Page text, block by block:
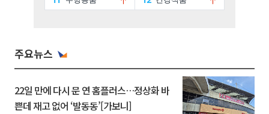
주요뉴스
22일 만에 다시 문 연 홈플러스…정상화 바
쁜데 재고 없어 ‘발동동’[가보니]